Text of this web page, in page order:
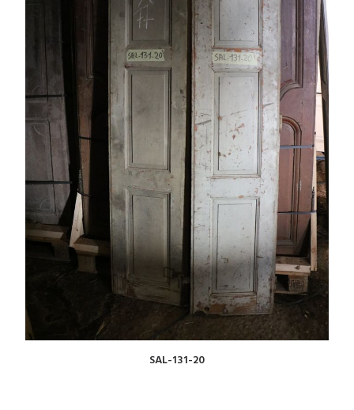
VOIR
SAL-131-20